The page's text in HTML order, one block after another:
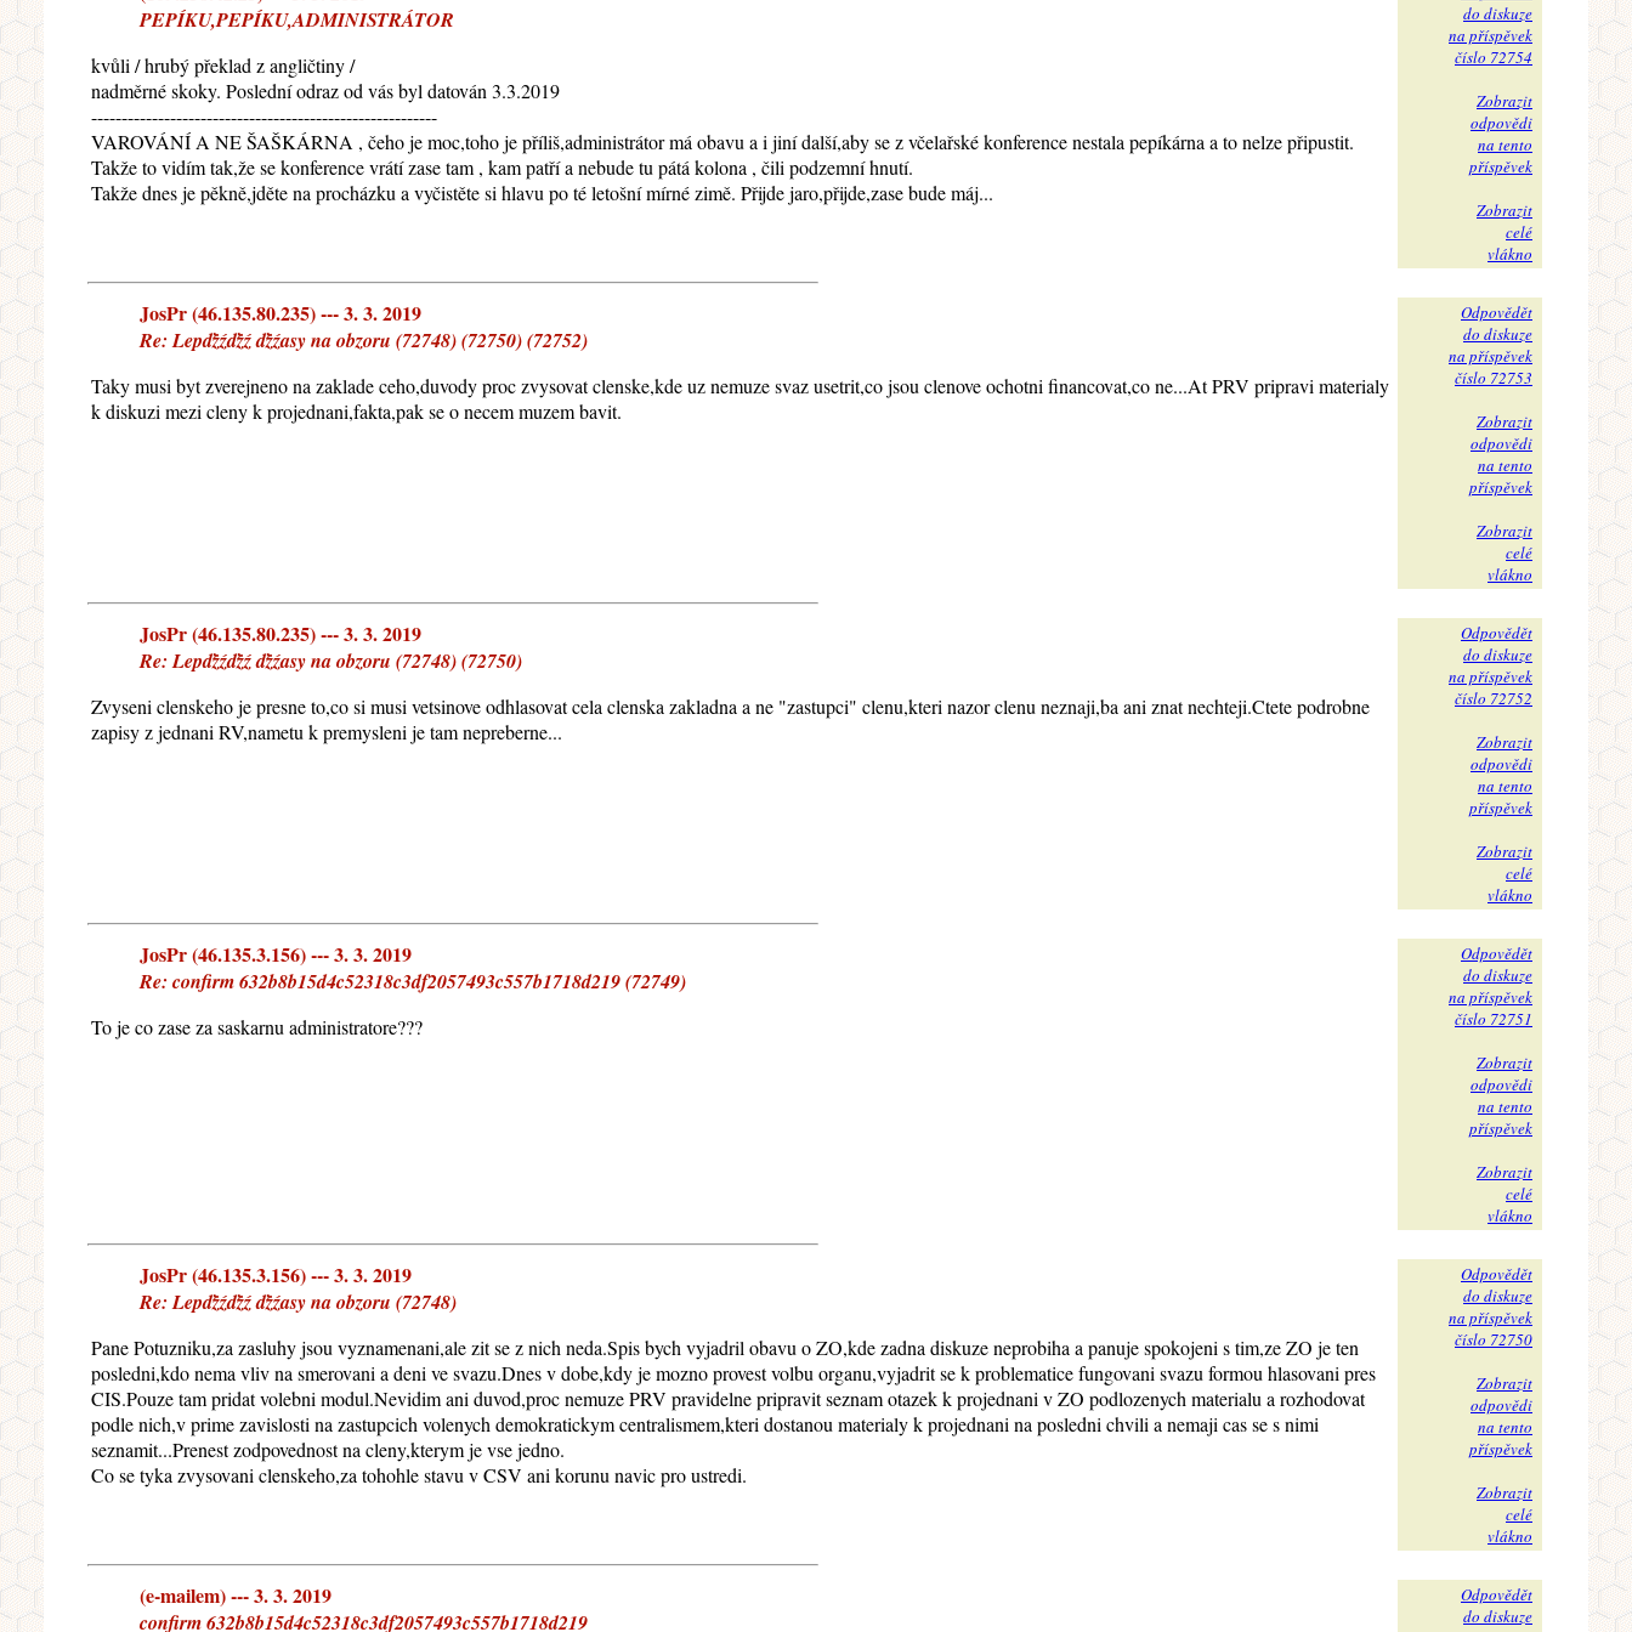
PEPÍKU,PEPÍKU,ADMINISTRÁTOR
kvůli / hrubý překlad z angličtiny /
nadměrné skoky. Poslední odraz od vás byl datován 3.3.2019
---------------------------------------------------------
VAROVÁNÍ A NE ŠAŠKÁRNA , čeho je moc,toho je příliš,administrátor má obavu a i jiní další,aby se z včelařské konference nestala pepíkárna a to nelze připustit.
Takže to vidím tak,že se konference vrátí zase tam , kam patří a nebude tu pátá kolona , čili podzemní hnutí.
Takže dnes je pěkně,jděte na procházku a vyčistěte si hlavu po té letošní mírné zimě. Přijde jaro,přijde,zase bude máj...
do diskuze
na příspěvek
číslo 72754
Zobrazit
odpovědi
na tento
příspěvek
Zobrazit
celé
vlákno
JosPr (46.135.80.235) --- 3. 3. 2019
Re: Lepďżźďżź ďżźasy na obzoru (72748) (72750) (72752)
Taky musi byt zverejneno na zaklade ceho,duvody proc zvysovat clenske,kde uz nemuze svaz usetrit,co jsou clenove ochotni financovat,co ne...At PRV pripravi materialy
k diskuzi mezi cleny k projednani,fakta,pak se o necem muzem bavit.
Odpovědět
do diskuze
na příspěvek
číslo 72753
Zobrazit
odpovědi
na tento
příspěvek
Zobrazit
celé
vlákno
JosPr (46.135.80.235) --- 3. 3. 2019
Re: Lepďżźďżź ďżźasy na obzoru (72748) (72750)
Zvyseni clenskeho je presne to,co si musi vetsinove odhlasovat cela clenska zakladna a ne "zastupci" clenu,kteri nazor clenu neznaji,ba ani znat nechteji.Ctete podrobne
zapisy z jednani RV,nametu k premysleni je tam nepreberne...
Odpovědět
do diskuze
na příspěvek
číslo 72752
Zobrazit
odpovědi
na tento
příspěvek
Zobrazit
celé
vlákno
JosPr (46.135.3.156) --- 3. 3. 2019
Re: confirm 632b8b15d4c52318c3df2057493c557b1718d219 (72749)
To je co zase za saskarnu administratore???
Odpovědět
do diskuze
na příspěvek
číslo 72751
Zobrazit
odpovědi
na tento
příspěvek
Zobrazit
celé
vlákno
JosPr (46.135.3.156) --- 3. 3. 2019
Re: Lepďżźďżź ďżźasy na obzoru (72748)
Pane Potuzniku,za zasluhy jsou vyznamenani,ale zit se z nich neda.Spis bych vyjadril obavu o ZO,kde zadna diskuze neprobiha a panuje spokojeni s tim,ze ZO je ten
posledni,kdo nema vliv na smerovani a deni ve svazu.Dnes v dobe,kdy je mozno provest volbu organu,vyjadrit se k problematice fungovani svazu formou hlasovani pres
CIS.Pouze tam pridat volebni modul.Nevidim ani duvod,proc nemuze PRV pravidelne pripravit seznam otazek k projednani v ZO podlozenych materialu a rozhodovat
podle nich,v prime zavislosti na zastupcich volenych demokratickym centralismem,kteri dostanou materialy k projednani na posledni chvili a nemaji cas se s nimi
seznamit...Prenest zodpovednost na cleny,kterym je vse jedno.
Co se tyka zvysovani clenskeho,za tohohle stavu v CSV ani korunu navic pro ustredi.
Odpovědět
do diskuze
na příspěvek
číslo 72750
Zobrazit
odpovědi
na tento
příspěvek
Zobrazit
celé
vlákno
(e-mailem) --- 3. 3. 2019
confirm 632b8b15d4c52318c3df2057493c557b1718d219
Odpovědět
do diskuze